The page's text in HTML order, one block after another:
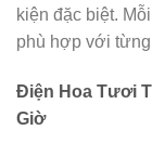
kiện đặc biệt.
phù hợp với
Điện Hoa Tươi
Giờ